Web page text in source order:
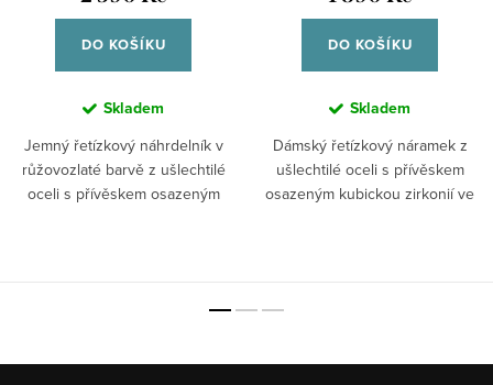
DO KOŠÍKU
Skladem
Jemný řetízkový náhrdelník v
růžovozlaté barvě z ušlechtilé
oceli s přívěskem osazeným
DO KOŠÍKU
Skladem
Dámský řetízkový náramek z
ušlechtilé oceli s přívěskem
osazeným kubickou zirkonií ve